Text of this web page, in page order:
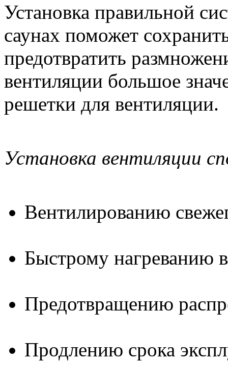
Установка правильной
саунах поможет
предотвратить
вентиляции большое
решетки для вентиляции.
Установка вентиляции
Вентилированию
Быстрому нагреванию
Предотвращению
Продлению срока